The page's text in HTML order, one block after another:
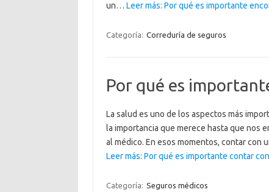
un… Leer más: Por qué es importante
Categoría: Correduría de seguros
Por qué es
La salud es uno de los aspectos más
la importancia que merece hasta que nos
al médico. En esos momentos, contar
Leer más: Por qué es importante contar
Categoría: Seguros médicos